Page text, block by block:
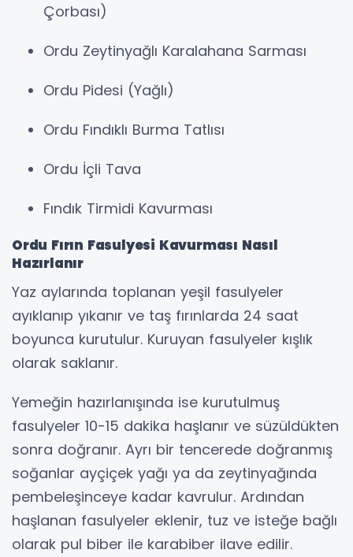
Çorbası)
Ordu Zeytinyağlı Karalahana Sarması
Ordu Pidesi (Yağlı)
Ordu Fındıklı Burma Tatlısı
Ordu İçli Tava
Fındık Tirmidi Kavurması
Ordu Fırın Fasulyesi Kavurması Nasıl
Hazırlanır
Yaz aylarında toplanan yeşil fasulyeler
ayıklanıp yıkanır ve taş fırınlarda 24 saat
boyunca kurutulur. Kuruyan fasulyeler kışlık
olarak saklanır.
Yemeğin hazırlanışında ise kurutulmuş
fasulyeler 10-15 dakika haşlanır ve süzüldükten
sonra doğranır. Ayrı bir tencerede doğranmış
soğanlar ayçiçek yağı ya da zeytinyağında
pembeleşinceye kadar kavrulur. Ardından
haşlanan fasulyeler eklenir, tuz ve isteğe bağlı
olarak pul biber ile karabiber ilave edilir.